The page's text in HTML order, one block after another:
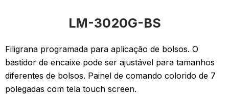
LM-3020G-BS
Filigrana programada para aplicação de bolsos. O
bastidor de encaixe pode ser ajustável para tamanhos
diferentes de bolsos. Painel de comando colorido de 7
polegadas com tela touch screen.